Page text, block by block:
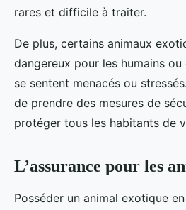
rares et difficile à traiter.
De plus, certains animaux
dangereux pour les humains ou
se sentent menacés ou
de prendre des mesures de
protéger tous les habitants de
L’assurance pour les
Posséder un animal exotique en